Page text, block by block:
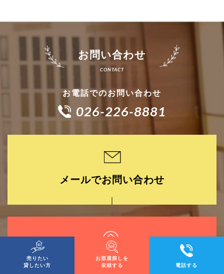
売りたい
貸したい方
お部屋探しを
依頼する
電話する
お問い合わせ
お電話でのお問い合わせ
026-226-8881
メールでお問い合わせ
お部屋探しを依頼する